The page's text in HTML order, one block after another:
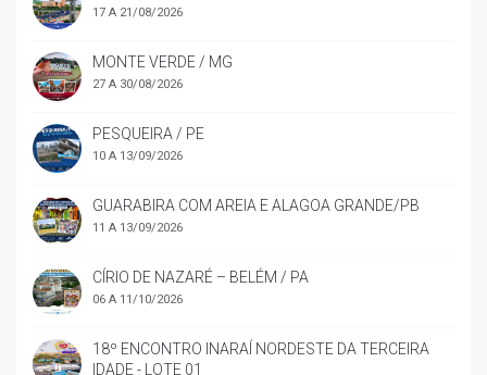
17 A 21/08/2026
MONTE VERDE / MG
27 A 30/08/2026
PESQUEIRA / PE
10 A 13/09/2026
GUARABIRA COM AREIA E ALAGOA GRANDE/PB
11 A 13/09/2026
CÍRIO DE NAZARÉ – BELÉM / PA
06 A 11/10/2026
18º ENCONTRO INARAÍ NORDESTE DA TERCEIRA
IDADE - LOTE 01